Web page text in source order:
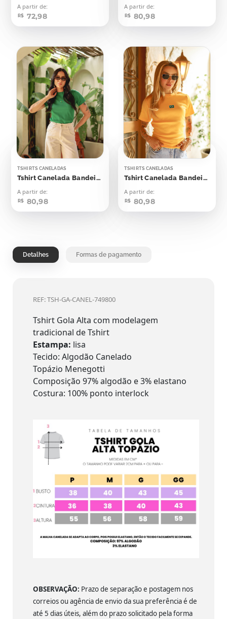
A partir de:
R$ 72,98
A partir de:
R$ 80,98
TSHIRTS CANELADAS
Tshirt Canelada Bandeirinha Aplicação
A partir de:
R$ 80,98
TSHIRTS CANELADAS
Tshirt Canelada Bandeirinha Aplicação
A partir de:
R$ 80,98
Detalhes Formas de pagamento
REF: TSH-GA-CANEL-749800
Tshirt Gola Alta com modelagem
tradicional de Tshirt
Estampa: lisa
Tecido: Algodão Canelado
Topázio Menegotti
Composição 97% algodão e 3% elastano
Costura: 100% ponto interlock
OBSERVAÇÃO: Prazo de separação e postagem nos
correios ou agência de envio da sua preferência é de
até 5 dias úteis, além do prazo solicitado pela forma